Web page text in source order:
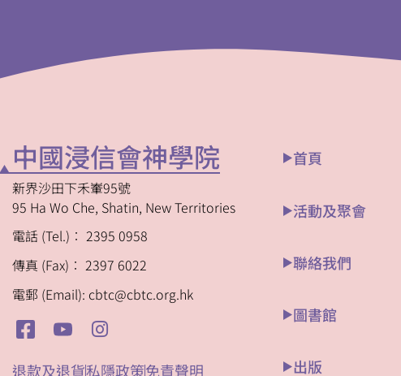
中國浸信會神學院
新界沙田下禾輋95號
95 Ha Wo Che, Shatin, New Territories
電話 (Tel.)︰ 2395 0958
傳真 (Fax)︰ 2397 6022
電郵 (Email): cbtc@cbtc.org.hk
退款及退貨私隱政策免責聲明
首頁
活動及聚會
聯絡我們
圖書館
出版